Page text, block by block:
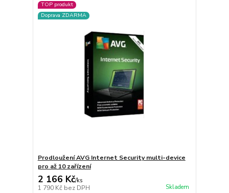
TOP produkt
Doprava ZDARMA
Prodloužení AVG Internet Security multi-device
pro až 10 zařízení
2 166 Kč/ks
1 790 Kč bez DPH Skladem